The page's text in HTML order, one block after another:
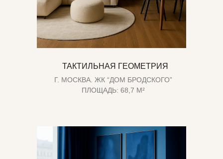
ТАКТИЛЬНАЯ ГЕОМЕТРИЯ
Г. МОСКВА. ЖК “ДОМ БРОДСКОГО”
ПЛОЩАДЬ: 68,7 М²